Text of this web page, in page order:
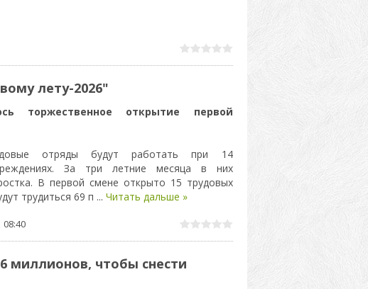
лету-2026"
торжественное открытие первой
отряды будут работать при 14
За три летние месяца в них
В первой смене открыто 15 трудовых
трудиться 69 п ... Читать дальше »
08:40
миллионов, чтобы снести